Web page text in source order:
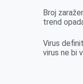
Broj
trend
Virus
virus ne bi